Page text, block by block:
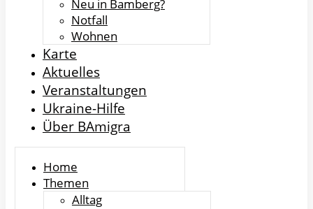
Neu in Bamberg?
Notfall
Wohnen
Karte
Aktuelles
Veranstaltungen
Ukraine-Hilfe
Über BAmigra
Home
Themen
Alltag